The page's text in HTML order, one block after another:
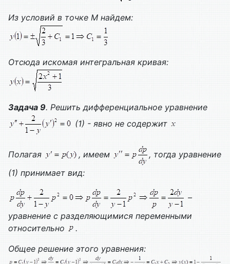
Из условий в точке М найдем:
Отсюда искомая интегральная кривая:
Задача 9. Решить дифференциальное уравнение
(1) - явно не содержит
Полагая , имеем
, тогда уравнение
(1) принимает вид:
–
уравнение с разделяющимися переменными
относительно
.
Общее решение этого уравнения: